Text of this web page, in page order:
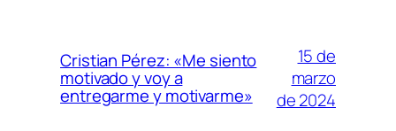
Cristian Pérez: «Me siento
motivado y voy a
entregarme y motivarme»
15 de
marzo
de 2024